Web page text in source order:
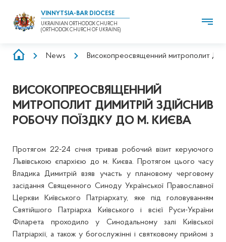
VINNYTSIA-BAR DIOCESE
UKRAINIAN ORTHODOX CHURCH
(ORTHODOX CHURCH OF UKRAINE)
BREADCRUMB
News Високопреосвященний митрополит
ВИСОКОПРЕОСВЯЩЕННИЙ
МИТРОПОЛИТ ДИМИТРІЙ ЗДІЙСНИВ
РОБОЧУ ПОЇЗДКУ ДО М. КИЄВА
Протягом 22-24 січня тривав робочий візит керуючого
Львівською єпархією до м. Києва. Протягом цього часу
Владика Димитрій взяв участь у плановому черговому
засідання Священного Синоду Української Православної
Церкви Київського Патріархату, яке під головуванням
Святійшого Патріарха Київського і всієї Руси-України
Філарета проходило у Синодальному залі Київської
Патріархії, а також у богослужінні і святковому прийомі з